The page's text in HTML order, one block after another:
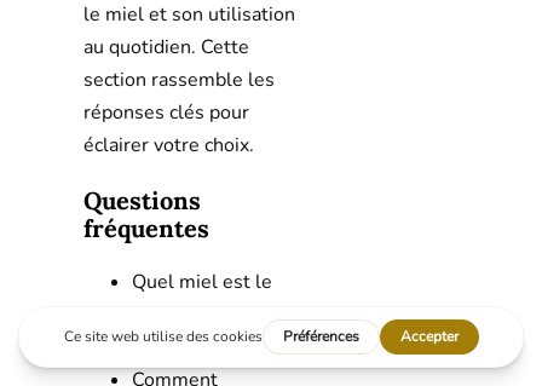
le miel et son utilisation
au quotidien. Cette
section rassemble les
réponses clés pour
éclairer votre choix.
Questions
fréquentes
Quel miel est le
plus doux pour les
enfants ?
Comment